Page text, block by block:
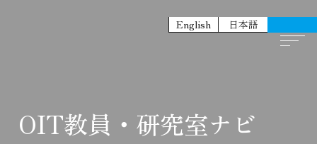
English 日本語
OIT教員・研究室ナビ